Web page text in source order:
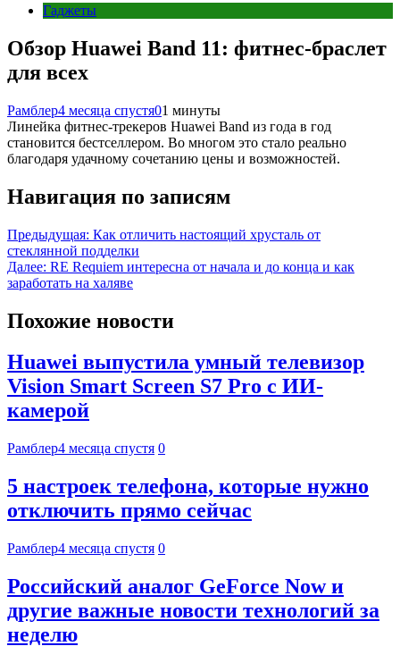
Гаджеты
Обзор Huawei Band 11: фитнес-браслет
для всех
Рамблер4 месяца спустя01 минуты
Линейка фитнес-трекеров Huawei Band из года в год
становится бестселлером. Во многом это стало реально
благодаря удачному сочетанию цены и возможностей.
Навигация по записям
Предыдущая: Как отличить настоящий хрусталь от
стеклянной подделки
Далее: RE Requiem интересна от начала и до конца и как
заработать на халяве
Похожие новости
Huawei выпустила умный телевизор
Vision Smart Screen S7 Pro с ИИ-
камерой
Рамблер4 месяца спустя 0
5 настроек телефона, которые нужно
отключить прямо сейчас
Рамблер4 месяца спустя 0
Российский аналог GeForce Now и
другие важные новости технологий за
неделю